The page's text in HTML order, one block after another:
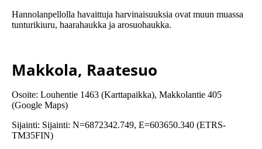
Hannolanpellolla havaittuja harvinaisuuksia ovat muun muassa
tunturikiuru, haarahaukka ja arosuohaukka.
Makkola, Raatesuo
Osoite: Louhentie 1463 (Karttapaikka), Makkolantie 405
(Google Maps)
Sijainti: Sijainti: N=6872342.749, E=603650.340 (ETRS-
TM35FIN)